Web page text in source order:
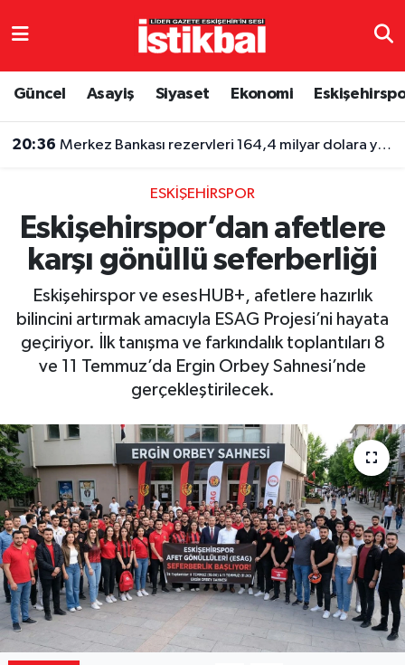
Güncel Asayiş Siyaset Ekonomi
20:36 Merkez Bankası rezervleri 164,4 milyar dolara yükseldi
ESKIŞEHIRSPOR
Eskişehirspor’dan afetlere
karşı gönüllü seferberliği
Eskişehirspor ve esesHUB+, afetlere hazırlık
bilincini artırmak amacıyla ESAG Projesi’ni hayata
geçiriyor. İlk tanışma ve farkındalık toplantıları 8
ve 11 Temmuz’da Ergin Orbey Sahnesi’nde
gerçekleştirilecek.
Eskişehirspor
Spor
Eğitim
Ekonomi
Yaşam
Resmi ilanlar
Eskişehir Nöbetçi Eczaneler
TFF 3.Lig 4.Grup Puan Durumu ve Fikstür
Tüm Manşetler
Son Dakika Haberleri
Haber Arşivi